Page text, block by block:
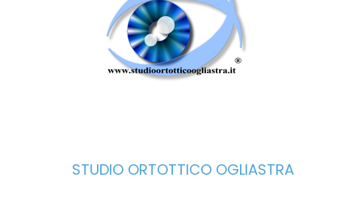
STUDIO ORTOTTICO OGLIASTRA